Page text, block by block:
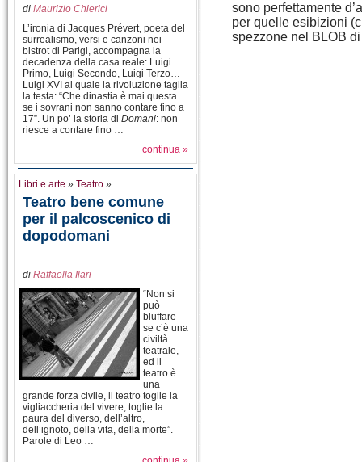
di Maurizio Chierici
L’ironia di Jacques Prévert, poeta del
surrealismo, versi e canzoni nei
bistrot di Parigi, accompagna la
decadenza della casa reale: Luigi
Primo, Luigi Secondo, Luigi Terzo…
Luigi XVI al quale la rivoluzione taglia
la testa: “Che dinastia è mai questa
se i sovrani non sanno contare fino a
17”. Un po’ la storia di Domani: non
riesce a contare fino …
continua »
Libri e arte » Teatro »
Teatro bene comune
per il palcoscenico di
dopodomani
di Raffaella Ilari
“Non si
può
bluffare
se c’è una
civiltà
teatrale,
ed il
teatro è
una
grande forza civile, il teatro toglie la
vigliaccheria del vivere, toglie la
paura del diverso, dell’altro,
dell’ignoto, della vita, della morte”.
Parole di Leo …
sono perfettamente
per quelle esibizioni
spezzone nel BLOB